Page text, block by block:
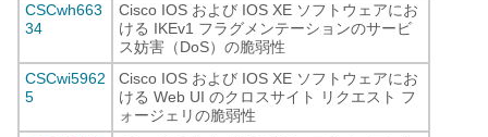
CSCwh663
34
Cisco IOS および IOS XE ソフトウェアにお
ける IKEv1 フラグメンテーションのサービ
ス妨害（DoS）の脆弱性
CSCwi5962
5
Cisco IOS および IOS XE ソフトウェアにお
ける Web UI のクロスサイト リクエスト フ
ォージェリの脆弱性